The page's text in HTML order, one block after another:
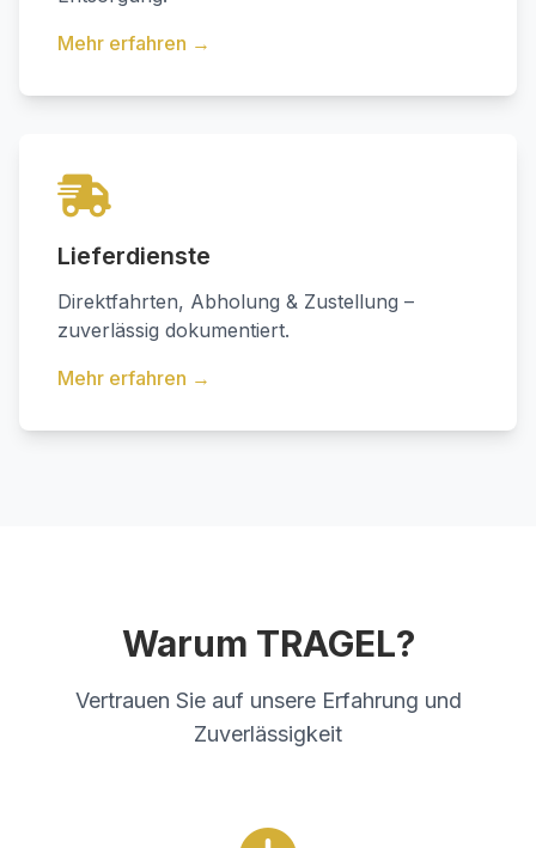
Mehr erfahren →
Lieferdienste
Direktfahrten, Abholung & Zustellung –
zuverlässig dokumentiert.
Mehr erfahren →
Warum TRAGEL?
Vertrauen Sie auf unsere Erfahrung und
Zuverlässigkeit